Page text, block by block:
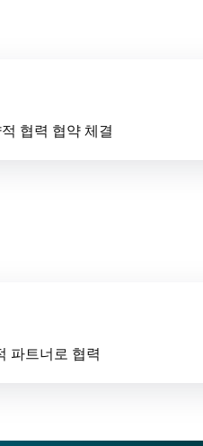
협력 협약 체결
파트너로 협력